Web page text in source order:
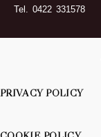
Tel. 0422 331578
PRIVACY POLICY